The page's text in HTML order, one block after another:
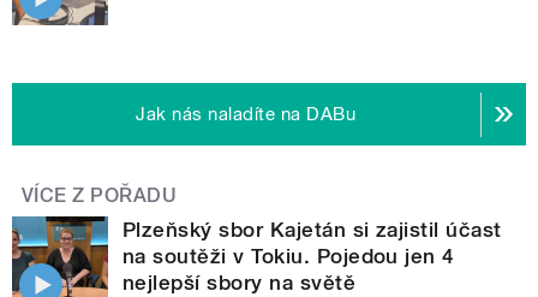
Jak nás naladíte na DABu
VÍCE Z POŘADU
Plzeňský sbor Kajetán si zajistil účast
na soutěži v Tokiu. Pojedou jen 4
nejlepší sbory na světě